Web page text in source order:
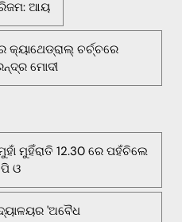
ଆୟ
ଚର୍ଚ୍ଚରେ
ମୋଦୀ
ମୁହିଁରାତି 12.30 ରେ ପହଁଚିଲେ
ଓ
'ଅବୈଧ